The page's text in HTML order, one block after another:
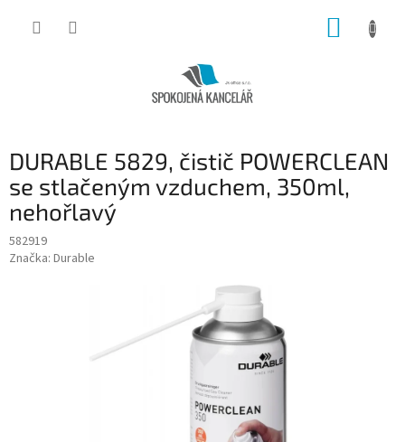
DURABLE 5829, čistič POWERCLEAN
se stlačeným vzduchem, 350ml,
nehořlavý
582919
Značka: Durable